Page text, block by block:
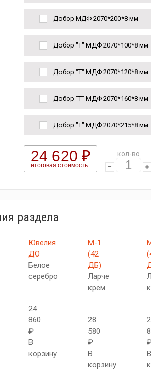
Добор МДФ 2070*200*8 мм
Добор "Т" МДФ 2070*100*8 мм
Добор "Т" МДФ 2070*120*8 мм
Добор "Т" МДФ 2070*160*8 мм
Добор "Т" МДФ 2070*215*8 мм
24 620 ₽
итоговая стоимость
кол-во
раздела
Ювелия
ДО
Белое
серебро
24
860
₽
В
корзину
М-1
(42
ДБ)
Ларче
крем
28
580
₽
В
корзину
В